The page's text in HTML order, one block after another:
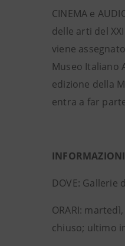
CINEMA e
delle arti del
viene
Museo Italiano
edizione della
entra a far
DOVE: Gallerie
ORARI:
chiuso; ultimo